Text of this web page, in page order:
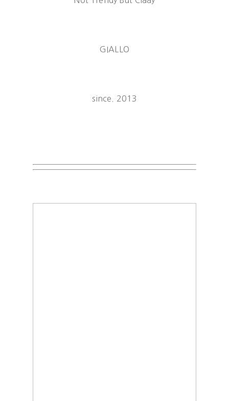
GIALLO
since. 2013